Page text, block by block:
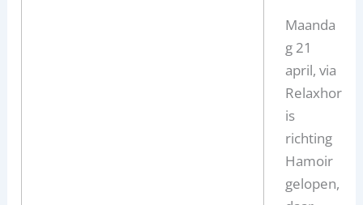
Maanda
g 21
april, via
Relaxhor
is
richting
Hamoir
gelopen,